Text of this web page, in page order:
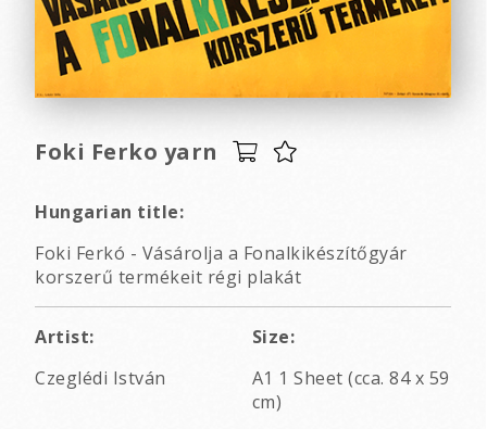
Foki Ferko yarn
Hungarian title:
Foki Ferkó - Vásárolja a Fonalkikészítőgyár
korszerű termékeit régi plakát
Artist:
Czeglédi István
Size:
A1 1 Sheet (cca. 84 x 59
cm)